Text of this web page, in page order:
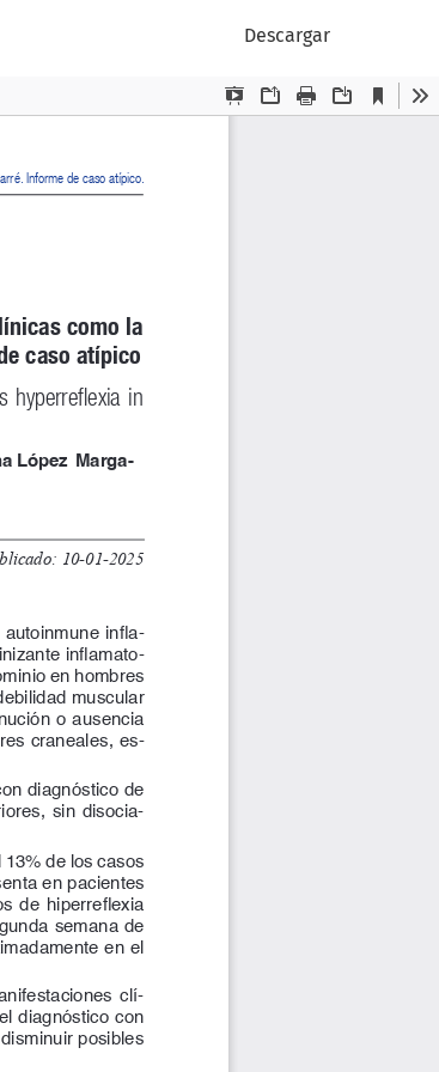
Descargar